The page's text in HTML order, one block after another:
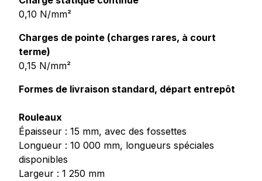
0,10 N/mm²
Charges de pointe (charges rares, à court
terme)
0,15 N/mm²
Formes de livraison standard, départ entrepôt
Rouleaux
Épaisseur : 15 mm, avec des fossettes
Longueur : 10 000 mm, longueurs spéciales
disponibles
Largeur : 1 250 mm